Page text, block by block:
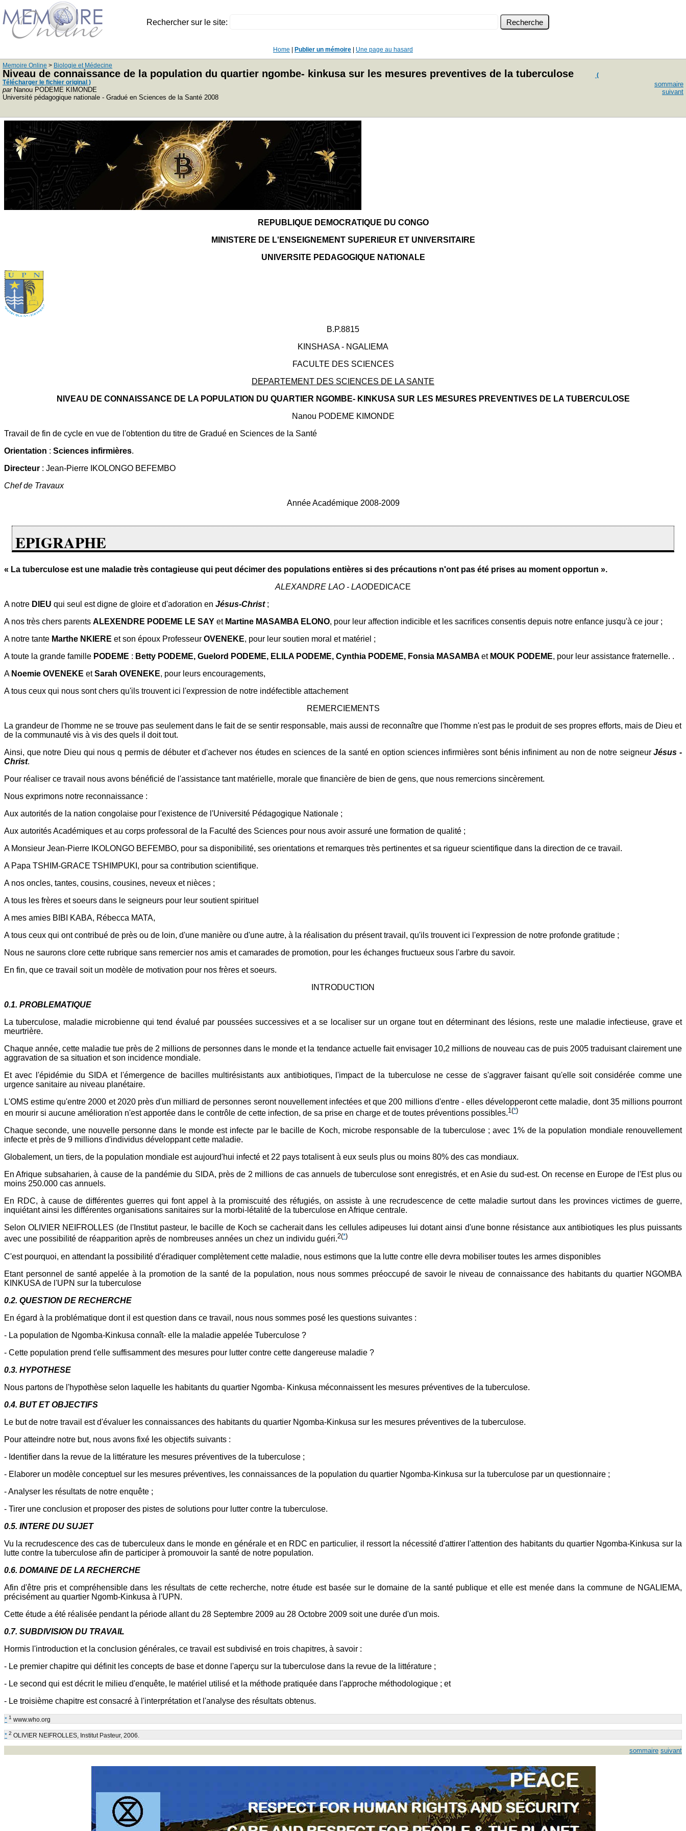
Rechercher sur le site:
Home Publier un mémoire Une page au hasard
Memoire Online > Biologie et Médecine
Niveau de connaissance de la population du quartier ngombe- kinkusa sur les mesures preventives de la tuberculose
(
Télécharger le fichier original )
parNanou PODEME KIMONDE
Université pédagogique nationale - Gradué en Sciences de la Santé 2008
sommaire
suivant
REPUBLIQUE DEMOCRATIQUE DU CONGO
MINISTERE DE L'ENSEIGNEMENT SUPERIEUR ET UNIVERSITAIRE
UNIVERSITE PEDAGOGIQUE NATIONALE
B.P.8815
KINSHASA - NGALIEMA
FACULTE DES SCIENCES
DEPARTEMENT DES SCIENCES DE LA SANTE
NIVEAU DE CONNAISSANCE DE LA POPULATION DU QUARTIER NGOMBE- KINKUSA SUR LES MESURES PREVENTIVES DE LA TUBERCULOSE
Nanou PODEME KIMONDE
Travail de fin de cycle en vue de l'obtention du titre de Gradué en Sciences de la Santé
Orientation : Sciences infirmières.
Directeur : Jean-Pierre IKOLONGO BEFEMBO
Chef de Travaux
Année Académique 2008-2009
EPIGRAPHE
« La tuberculose est une maladie très contagieuse qui peut décimer des populations entières si des précautions n'ont pas été prises au moment opportun ».
ALEXANDRE LAO - LAODEDICACE
A notre DIEU qui seul est digne de gloire et d'adoration en Jésus-Christ;
A nos très chers parents ALEXENDRE PODEME LE SAY etMartine MASAMBA ELONO, pour leur affection indicible et les sacrifices consentis depuis notre enfance jusqu'à ce jour ;
A notre tante Marthe NKIERE et son époux Professeur OVENEKE, pour leur soutien moral et matériel ;
A toute la grande famille PODEME : Betty PODEME, Guelord PODEME, ELILA PODEME, Cynthia PODEME, Fonsia MASAMBA et MOUK PODEME, pour leur assistance fraternelle. .
A Noemie OVENEKE etSarah OVENEKE, pour leurs encouragements,
A tous ceux qui nous sont chers qu'ils trouvent ici l'expression de notre indéfectible attachement
REMERCIEMENTS
La grandeur de l'homme ne se trouve pas seulement dans le fait de se sentir responsable, mais aussi de reconnaître que l'homme n'est pas le produit de ses propres efforts, mais de Dieu et
de la communauté vis à vis des quels il doit tout.
Ainsi, que notre Dieu qui nous q permis de débuter et d'achever nos études en sciences de la santé en option sciences infirmières sont bénis infiniment au non de notre seigneurJésus -
Christ.
Pour réaliser ce travail nous avons bénéficié de l'assistance tant matérielle, morale que financière de bien de gens, que nous remercions sincèrement.
Nous exprimons notre reconnaissance :
Aux autorités de la nation congolaise pour l'existence de l'Université Pédagogique Nationale ;
Aux autorités Académiques et au corps professoral de la Faculté des Sciences pour nous avoir assuré une formation de qualité ;
A Monsieur Jean-Pierre IKOLONGO BEFEMBO, pour sa disponibilité, ses orientations et remarques très pertinentes et sa rigueur scientifique dans la direction de ce travail.
A Papa TSHIM-GRACE TSHIMPUKI, pour sa contribution scientifique.
A nos oncles, tantes, cousins, cousines, neveux et nièces ;
A tous les frères et soeurs dans le seigneurs pour leur soutient spirituel
A mes amies BIBI KABA, Rébecca MATA,
A tous ceux qui ont contribué de près ou de loin, d'une manière ou d'une autre, à la réalisation du présent travail, qu'ils trouvent ici l'expression de notre profonde gratitude ;
Nous ne saurons clore cette rubrique sans remercier nos amis et camarades de promotion, pour les échanges fructueux sous l'arbre du savoir.
En fin, que ce travail soit un modèle de motivation pour nos frères et soeurs.
INTRODUCTION
0.1. PROBLEMATIQUE
La tuberculose, maladie microbienne qui tend évalué par poussées successives et a se localiser sur un organe tout en déterminant des lésions, reste une maladie infectieuse, grave et
meurtrière.
Chaque année, cette maladie tue près de 2 millions de personnes dans le monde et la tendance actuelle fait envisager 10,2 millions de nouveau cas de puis 2005 traduisant clairement une
aggravation de sa situation et son incidence mondiale.
Et avec l'épidémie du SIDA et l'émergence de bacilles multirésistants aux antibiotiques, l'impact de la tuberculose ne cesse de s'aggraver faisant qu'elle soit considérée comme une
urgence sanitaire au niveau planétaire.
L'OMS estime qu'entre 2000 et 2020 près d'un milliard de personnes seront nouvellement infectées et que 200 millions d'entre - elles développeront cette maladie, dont 35 millions pourront
en mourir si aucune amélioration n'est apportée dans le contrôle de cette infection, de sa prise en charge et de toutes préventions possibles.1(*)
Chaque seconde, une nouvelle personne dans le monde est infecte par le bacille de Koch, microbe responsable de la tuberculose ; avec 1% de la population mondiale renouvellement
infecte et près de 9 millions d'individus développant cette maladie.
Globalement, un tiers, de la population mondiale est aujourd'hui infecté et 22 pays totalisent à eux seuls plus ou moins 80% des cas mondiaux.
En Afrique subsaharien, à cause de la pandémie du SIDA, près de 2 millions de cas annuels de tuberculose sont enregistrés, et en Asie du sud-est. On recense en Europe de l'Est plus ou
moins 250.000 cas annuels.
En RDC, à cause de différentes guerres qui font appel à la promiscuité des réfugiés, on assiste à une recrudescence de cette maladie surtout dans les provinces victimes de guerre,
inquiétant ainsi les différentes organisations sanitaires sur la morbi-létalité de la tuberculose en Afrique centrale.
Selon OLIVIER NEIFROLLES (de l'Institut pasteur, le bacille de Koch se cacherait dans les cellules adipeuses lui dotant ainsi d'une bonne résistance aux antibiotiques les plus puissants
avec une possibilité de réapparition après de nombreuses années un chez un individu guéri.2(*)
C'est pourquoi, en attendant la possibilité d'éradiquer complètement cette maladie, nous estimons que la lutte contre elle devra mobiliser toutes les armes disponibles
Etant personnel de santé appelée à la promotion de la santé de la population, nous nous sommes préoccupé de savoir le niveau de connaissance des habitants du quartier NGOMBA
KINKUSA de l'UPN sur la tuberculose
0.2. QUESTION DE RECHERCHE
En égard à la problématique dont il est question dans ce travail, nous nous sommes posé les questions suivantes :
- La population de Ngomba-Kinkusa connaît- elle la maladie appelée Tuberculose ?
- Cette population prend t'elle suffisamment des mesures pour lutter contre cette dangereuse maladie ?
0.3. HYPOTHESE
Nous partons de l'hypothèse selon laquelle les habitants du quartier Ngomba- Kinkusa méconnaissent les mesures préventives de la tuberculose.
0.4. BUT ET OBJECTIFS
Le but de notre travail est d'évaluer les connaissances des habitants du quartier Ngomba-Kinkusa sur les mesures préventives de la tuberculose.
Pour atteindre notre but, nous avons fixé les objectifs suivants :
- Identifier dans la revue de la littérature les mesures préventives de la tuberculose ;
- Elaborer un modèle conceptuel sur les mesures préventives, les connaissances de la population du quartier Ngomba-Kinkusa sur la tuberculose par un questionnaire ;
- Analyser les résultats de notre enquête ;
- Tirer une conclusion et proposer des pistes de solutions pour lutter contre la tuberculose.
0.5. INTERE DU SUJET
Vu la recrudescence des cas de tuberculeux dans le monde en générale et en RDC en particulier, il ressort la nécessité d'attirer l'attention des habitants du quartier Ngomba-Kinkusa sur la
lutte contre la tuberculose afin de participer à promouvoir la santé de notre population.
0.6. DOMAINE DE LA RECHERCHE
Afin d'être pris et compréhensible dans les résultats de cette recherche, notre étude est basée sur le domaine de la santé publique et elle est menée dans la commune de NGALIEMA,
précisément au quartier Ngomb-Kinkusa à l'UPN.
Cette étude a été réalisée pendant la période allant du 28 Septembre 2009 au 28 Octobre 2009 soit une durée d'un mois.
0.7. SUBDIVISION DU TRAVAIL
Hormis l'introduction et la conclusion générales, ce travail est subdivisé en trois chapitres, à savoir :
- Le premier chapitre qui définit les concepts de base et donne l'aperçu sur la tuberculose dans la revue de la littérature ;
- Le second qui est décrit le milieu d'enquête, le matériel utilisé et la méthode pratiquée dans l'approche méthodologique ; et
- Le troisième chapitre est consacré à l'interprétation et l'analyse des résultats obtenus.
* 1 www.who.org
* 2 OLIVIER NEIFROLLES, Institut Pasteur, 2006.
sommaire suivant